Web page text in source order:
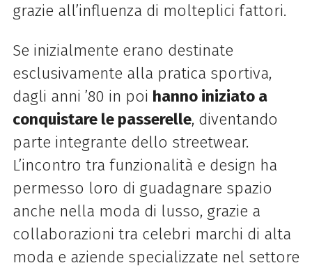
grazie all’influenza di molteplici fattori.
Se inizialmente erano destinate
esclusivamente alla pratica sportiva,
dagli anni ’80 in poi hanno iniziato a
conquistare le passerelle, diventando
parte integrante dello streetwear.
L’incontro tra funzionalità e design ha
permesso loro di guadagnare spazio
anche nella moda di lusso, grazie a
collaborazioni tra celebri marchi di alta
moda e aziende specializzate nel settore